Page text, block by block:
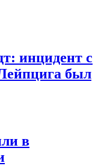
инцидент с
был
в